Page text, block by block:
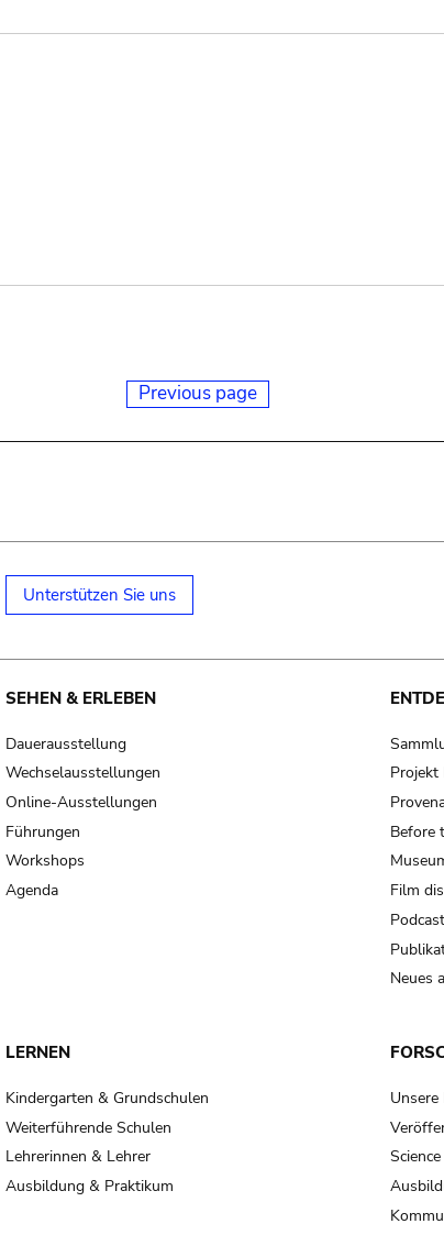
Previous page
Unterstützen Sie uns
SEHEN & ERLEBEN
Dauerausstellung
Wechselausstellungen
Online-Ausstellungen
Führungen
Workshops
Agenda
Projekt
Before
Film
Neues
LERNEN
Kindergarten & Grundschulen
Weiterführende Schulen
Lehrerinnen & Lehrer
Ausbildung & Praktikum